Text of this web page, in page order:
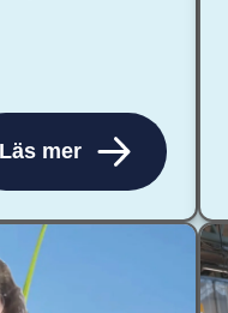
Läs mer